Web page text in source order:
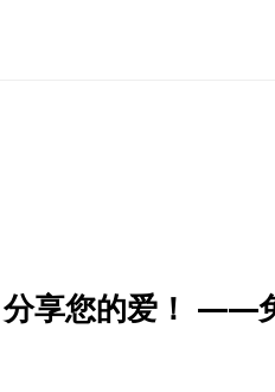
分享您的爱！